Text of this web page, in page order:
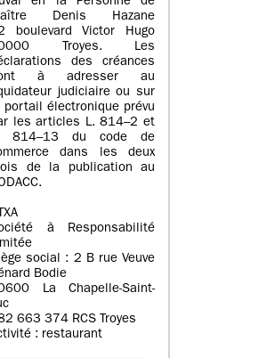
Denis Hazane
boulevard Victor Hugo
Troyes. Les
des créances
à adresser au
judiciaire ou sur
portail électronique prévu
les articles L. 814–2 et
814–13 du code de
dans les deux
de la publication au
à Responsabilité
social : 2 B rue Veuve
Bodie
La Chapelle-Saint-
663 374 RCS Troyes
: restaurant